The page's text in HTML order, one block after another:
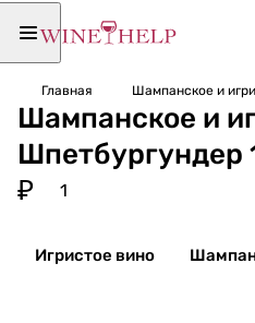
Главная Шампанское и
Шампанское и
Шпетбургундер
₽
1
Игристое вино